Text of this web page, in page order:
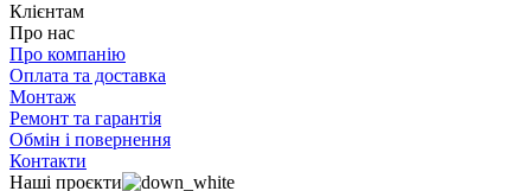
Клієнтам
Про нас
Про компанію
Оплата та доставка
Монтаж
Ремонт та гарантія
Обмін і повернення
Контакти
Наші проєкти